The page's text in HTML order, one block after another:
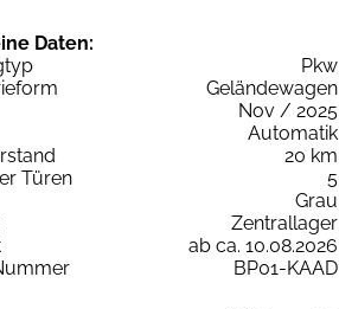
Daten:
Pkw
Geländewagen
Nov / 2025
Automatik
20 km
Türen
5
Grau
Zentrallager
ab ca. 10.08.2026
BP01-KAAD